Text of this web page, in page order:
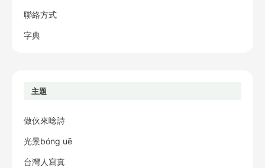
聯絡方式
字典
主題
做伙來唸詩
光景bóng uē
台灣人寫真